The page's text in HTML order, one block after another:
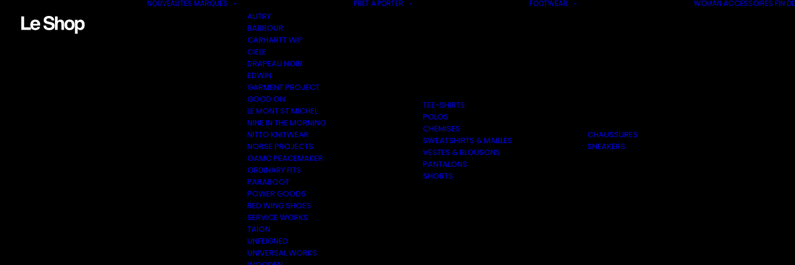
NOUVEAUTÉS MARQUES
AUTRY
BARBOUR
CARHARTT WIP
CIELE
DRAPEAU NOIR
EDWIN
GARMENT PROJECT
GOOD ON
LE MONT ST MICHEL
NINE IN THE MORNING
NITTO KNITWEAR
NORSE PROJECTS
OAMC PEACEMAKER
ORDINARY FITS
PARABOOT
POWER GOODS
RED WING SHOES
SERVICE WORKS
TAION
UNFEIGNED
UNIVERSAL WORKS
PRÊT À PORTER
TEE-SHIRTS
POLOS
CHEMISES
SWEATSHIRTS & MAILLES
VESTES & BLOUSONS
PANTALONS
SHORTS
FOOTWEAR
CHAUSSURES
SNEAKERS
WOMAN ACCESSOIRES FIN